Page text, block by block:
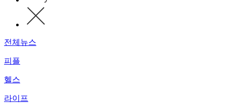
전체뉴스
피플
헬스
라이프